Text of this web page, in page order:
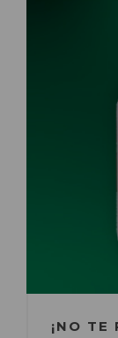
¡NO TE